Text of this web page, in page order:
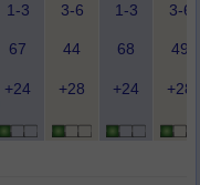
1-3
3-6
1-3
3-6
67 44 68 49
+24 +28 +24 +28